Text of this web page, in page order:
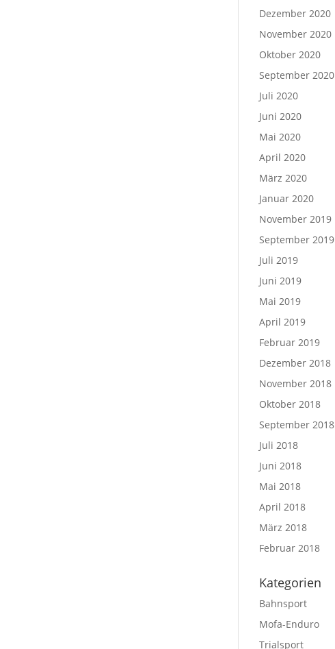
Dezember 2020
November 2020
Oktober 2020
September 2020
Juli 2020
Juni 2020
Mai 2020
April 2020
März 2020
Januar 2020
November 2019
September 2019
Juli 2019
Juni 2019
Mai 2019
April 2019
Februar 2019
Dezember 2018
November 2018
Oktober 2018
September 2018
Juli 2018
Juni 2018
Mai 2018
April 2018
März 2018
Februar 2018
Kategorien
Bahnsport
Mofa-Enduro
Trialsport